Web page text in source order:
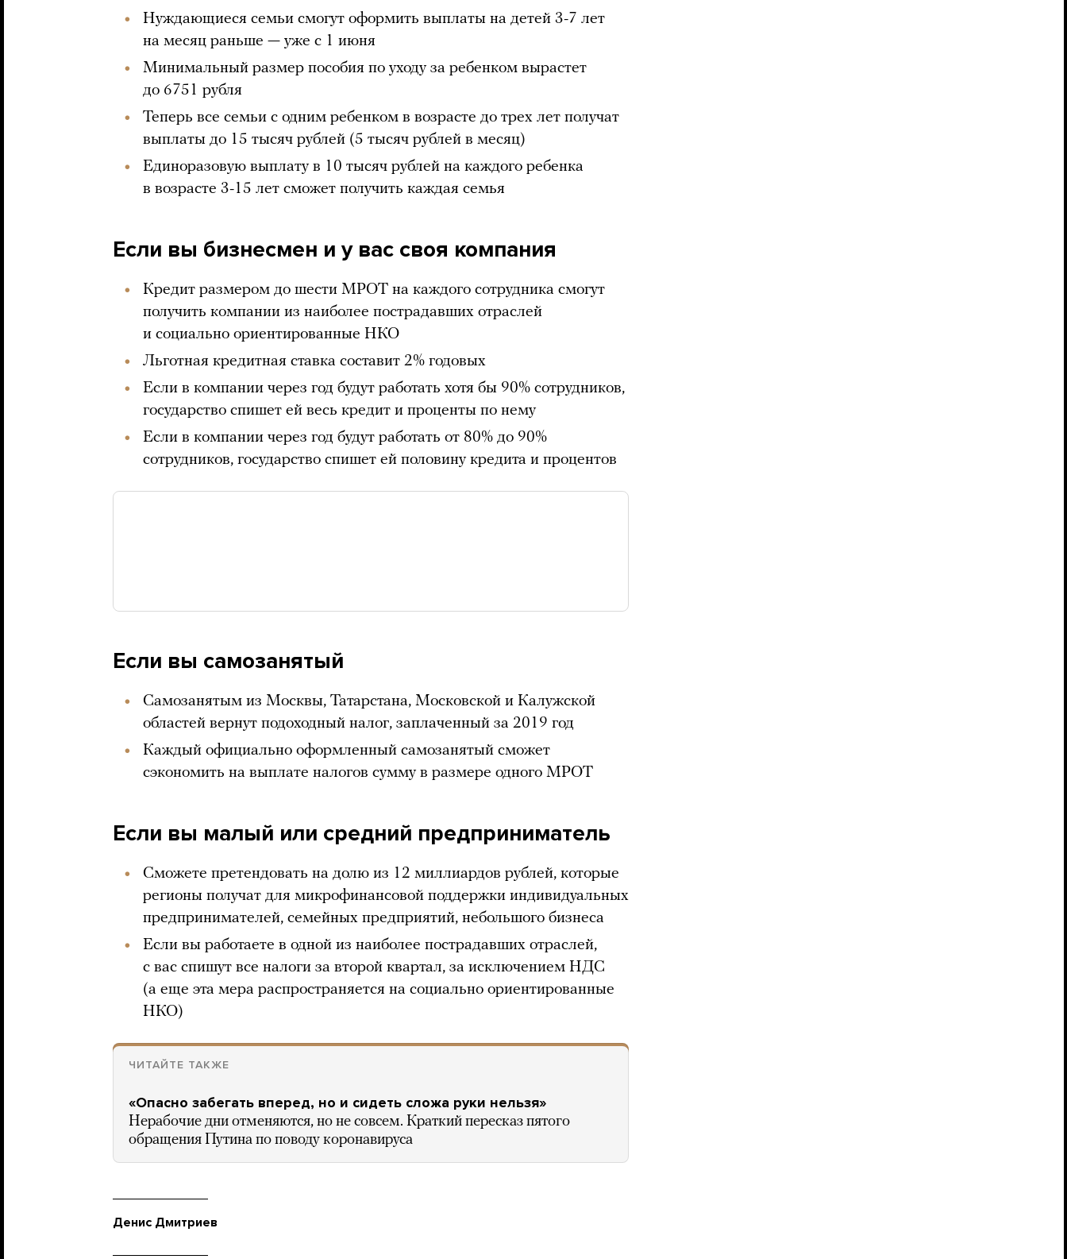
Нуждающиеся семьи смогут оформить выплаты на детей 3-7 лет
на месяц раньше — уже с 1 июня
Минимальный размер пособия по уходу за ребенком вырастет
до 6751 рубля
Теперь все семьи с одним ребенком в возрасте до трех лет получат
выплаты до 15 тысяч рублей (5 тысяч рублей в месяц)
Единоразовую выплату в 10 тысяч рублей на каждого ребенка
в возрасте 3-15 лет сможет получить каждая семья
Если вы бизнесмен и у вас своя компания
Кредит размером до шести МРОТ на каждого сотрудника смогут
получить компании из наиболее пострадавших отраслей
и социально ориентированные НКО
Льготная кредитная ставка составит 2% годовых
Если в компании через год будут работать хотя бы 90% сотрудников,
государство спишет ей весь кредит и проценты по нему
Если в компании через год будут работать от 80% до 90%
сотрудников, государство спишет ей половину кредита и процентов
Если вы самозанятый
Самозанятым из Москвы, Татарстана, Московской и Калужской
областей вернут подоходный налог, заплаченный за 2019 год
Каждый официально оформленный самозанятый сможет
сэкономить на выплате налогов сумму в размере одного МРОТ
Если вы малый или средний предприниматель
Сможете претендовать на долю из 12 миллиардов рублей, которые
регионы получат для микрофинансовой поддержки индивидуальных
предпринимателей, семейных предприятий, небольшого бизнеса
Если вы работаете в одной из наиболее пострадавших отраслей,
с вас спишут все налоги за второй квартал, за исключением НДС
(а еще эта мера распространяется на социально ориентированные
НКО)
ЧИТАЙТЕ ТАКЖЕ
«Опасно забегать вперед, но и сидеть сложа руки нельзя»
Нерабочие дни отменяются, но не совсем. Краткий пересказ пятого
обращения Путина по поводу коронавируса
Денис Дмитриев